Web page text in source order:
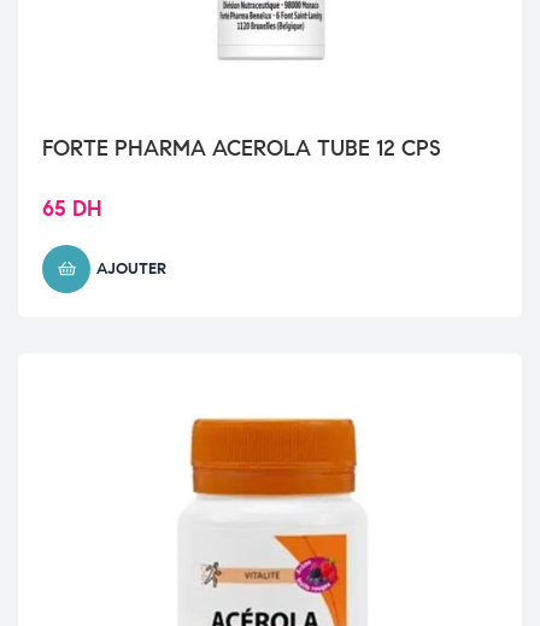
FORTE PHARMA ACEROLA TUBE 12 CPS
65 DH
AJOUTER